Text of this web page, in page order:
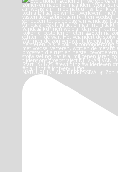
NATUURLIJKE ANTIDEPRESSIVA: ☀️